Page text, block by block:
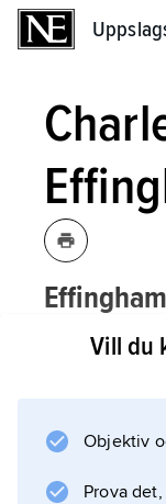
Effingham
Howard
Vill du
Objektiv
Prova